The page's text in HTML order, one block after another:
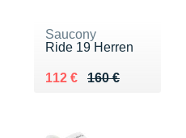
Saucony
Ride 19 Herren
160 €
Au lieu de 160 €
112 €
Vendu 112 €